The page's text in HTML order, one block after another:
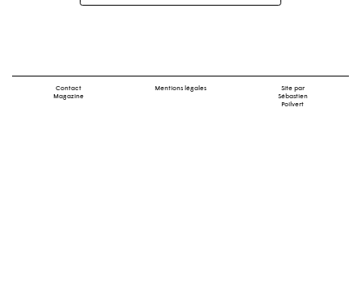
Contact
Magazine
Mentions légales
Site par
Sébastien
Poilvert